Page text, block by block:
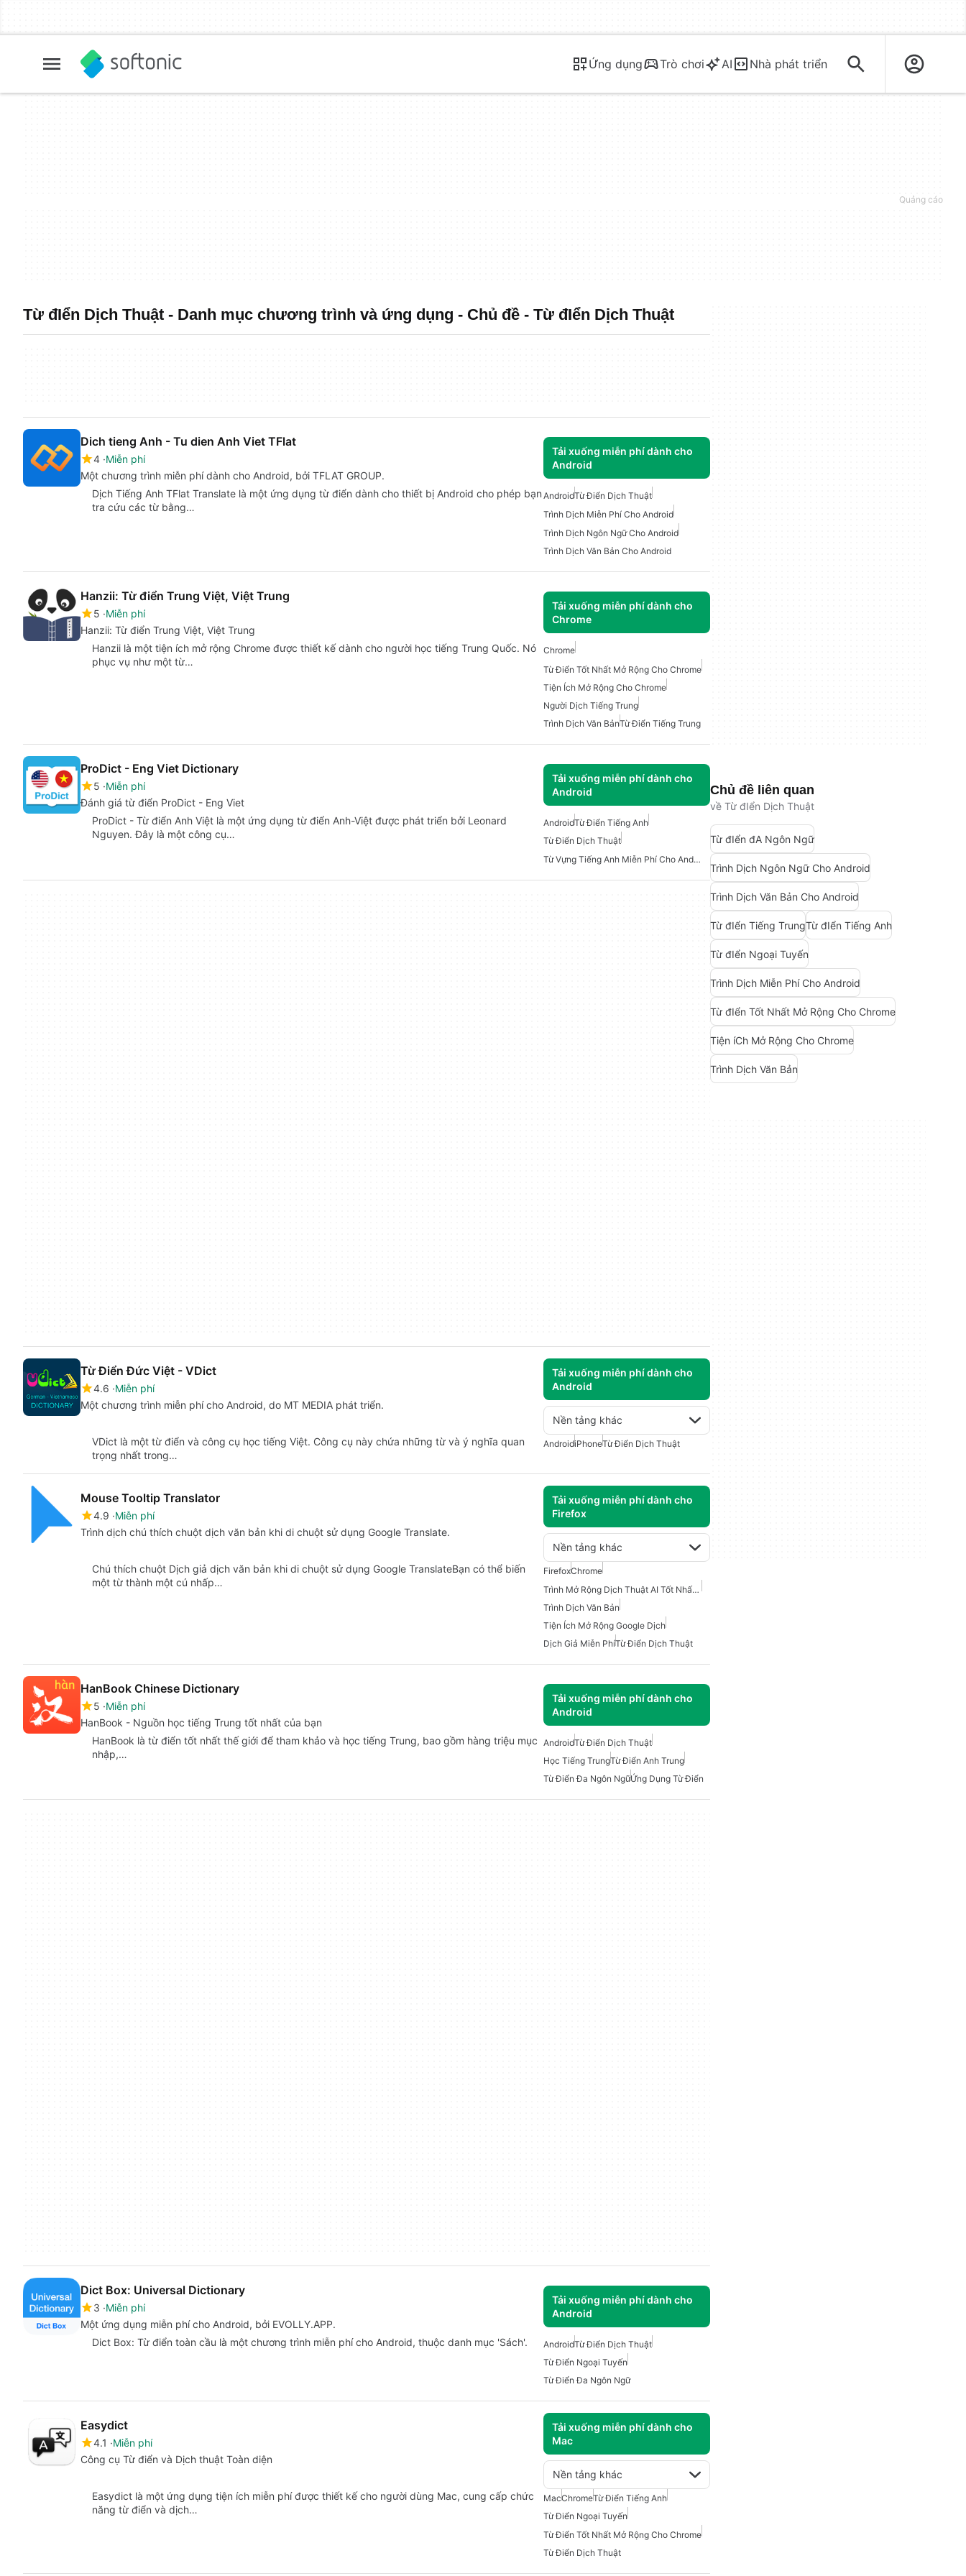
Ứng dụng Trò chơi AI Nhà phát triển
Từ đIển Dịch Thuật - Danh mục chương trình và ứng dụng - Chủ đề - Từ đIển Dịch Thuật
Dich tieng Anh - Tu dien Anh Viet TFlat
4 Miễn phí
Một chương trình miễn phí dành cho Android, bởi TFLAT GROUP.
Tải xuống miễn phí dành cho
Android
Dịch Tiếng Anh TFlat Translate là một ứng dụng từ điển dành cho thiết bị Android cho phép bạn
tra cứu các từ bằng…
AndroidTừ Điển Dịch Thuật
Trình Dịch Miễn Phí Cho Android
Trình Dịch Ngôn Ngữ Cho Android
Trình Dịch Văn Bản Cho Android
Hanzii: Từ điển Trung Việt, Việt Trung
5 Miễn phí
Hanzii: Từ điển Trung Việt, Việt Trung
Tải xuống miễn phí dành cho
Chrome
Hanzii là một tiện ích mở rộng Chrome được thiết kế dành cho người học tiếng Trung Quốc. Nó
phục vụ như một từ…
Chrome
Từ Điển Tốt Nhất Mở Rộng Cho Chrome
Tiện Ích Mở Rộng Cho Chrome
Người Dịch Tiếng Trung
Trình Dịch Văn BảnTừ Điển Tiếng Trung
ProDict - Eng Viet Dictionary
5 Miễn phí
Đánh giá từ điển ProDict - Eng Viet
Tải xuống miễn phí dành cho
Android
ProDict - Từ điển Anh Việt là một ứng dụng từ điển Anh-Việt được phát triển bởi Leonard
Nguyen. Đây là một công cụ…
AndroidTừ Điển Tiếng Anh
Từ Điển Dịch Thuật
Từ Vựng Tiếng Anh Miễn Phí Cho Android
Từ Điển Đức Việt - VDict
4.6 Miễn phí
Một chương trình miễn phí cho Android, do MT MEDIA phát triển.
Tải xuống miễn phí dành cho
Android
Nền tảng khác
VDict là một từ điển và công cụ học tiếng Việt. Công cụ này chứa những từ và ý nghĩa quan
trọng nhất trong…
AndroidiPhoneTừ Điển Dịch Thuật
Mouse Tooltip Translator
4.9 Miễn phí
Trình dịch chú thích chuột dịch văn bản khi di chuột sử dụng Google Translate.
Tải xuống miễn phí dành cho
Firefox
Nền tảng khác
Chú thích chuột Dịch giả dịch văn bản khi di chuột sử dụng Google TranslateBạn có thể biến
một từ thành một cú nhấp…
FirefoxChrome
Trình Mở Rộng Dịch Thuật AI Tốt Nhất Cho Chrome
Trình Dịch Văn Bản
Tiện Ích Mở Rộng Google Dịch
Dịch Giả Miễn PhíTừ Điển Dịch Thuật
HanBook Chinese Dictionary
5 Miễn phí
HanBook - Nguồn học tiếng Trung tốt nhất của bạn
Tải xuống miễn phí dành cho
Android
HanBook là từ điển tốt nhất thế giới để tham khảo và học tiếng Trung, bao gồm hàng triệu mục
nhập,…
AndroidTừ Điển Dịch Thuật
Học Tiếng TrungTừ Điển Anh Trung
Từ Điển Đa Ngôn NgữỨng Dụng Từ Điển
Dict Box: Universal Dictionary
3 Miễn phí
Một ứng dụng miễn phí cho Android, bởi EVOLLY.APP.
Tải xuống miễn phí dành cho
Android
Dict Box: Từ điển toàn cầu là một chương trình miễn phí cho Android, thuộc danh mục 'Sách'. AndroidTừ Điển Dịch Thuật
Từ Điển Ngoại Tuyến
Từ Điển Đa Ngôn Ngữ
Easydict
4.1
Miễn phí
Công cụ Từ điển và Dịch thuật Toàn diện
Tải xuống miễn phí dành cho
Mac
Nền tảng khác
Easydict là một ứng dụng tiện ích miễn phí được thiết kế cho người dùng Mac, cung cấp chức
năng từ điển và dịch…
MacChromeTừ Điển Tiếng Anh
Từ Điển Ngoại Tuyến
Từ Điển Tốt Nhất Mở Rộng Cho Chrome
Từ Điển Dịch Thuật
Chủ đề liên quan
về Từ đIển Dịch Thuật
Từ đIển đA Ngôn Ngữ
Trình Dịch Ngôn Ngữ Cho Android
Trình Dịch Văn Bản Cho Android
Từ đIển Tiếng TrungTừ đIển Tiếng Anh
Từ đIển Ngoại Tuyến
Trình Dịch Miễn Phí Cho Android
Từ đIển Tốt Nhất Mở Rộng Cho Chrome
Tiện íCh Mở Rộng Cho Chrome
Trình Dịch Văn Bản